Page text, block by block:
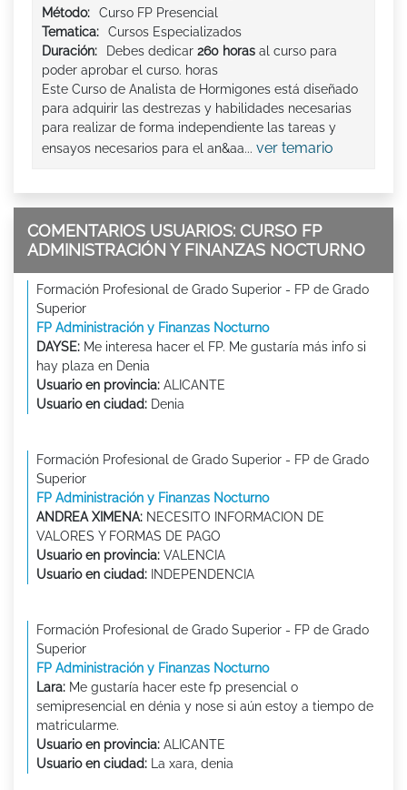
Método:
Curso FP Presencial
Tematica:
Cursos Especializados
Duración:
Debes dedicar 260 horas al curso para
poder aprobar el curso. horas
Este Curso de Analista de Hormigones está diseñado
para adquirir las destrezas y habilidades necesarias
para realizar de forma independiente las tareas y
ensayos necesarios para el an&aa... ver temario
COMENTARIOS USUARIOS: CURSO FP
ADMINISTRACIÓN Y FINANZAS NOCTURNO
Formación Profesional de Grado Superior - FP de Grado
Superior
FP Administración y Finanzas Nocturno
DAYSE: Me interesa hacer el FP. Me gustaría más info si
hay plaza en Denia
Usuario en provincia: ALICANTE
Usuario en ciudad: Denia
Formación Profesional de Grado Superior - FP de Grado
Superior
FP Administración y Finanzas Nocturno
ANDREA XIMENA: NECESITO INFORMACION DE
VALORES Y FORMAS DE PAGO
Usuario en provincia: VALENCIA
Usuario en ciudad: INDEPENDENCIA
Formación Profesional de Grado Superior - FP de Grado
Superior
FP Administración y Finanzas Nocturno
Lara: Me gustaría hacer este fp presencial o
semipresencial en dénia y nose si aún estoy a tiempo de
matricularme.
Usuario en provincia: ALICANTE
Usuario en ciudad: La xara, denia